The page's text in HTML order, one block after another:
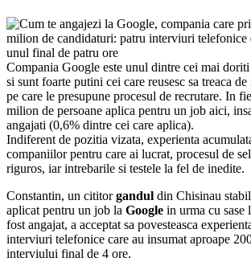
Compania Google este unul dintre cei mai
si sunt foarte putini cei care reusesc sa treaca
pe care le presupune procesul de recrutare. In
milion de persoane aplica pentru un job aici,
angajati (0,6% dintre cei care aplica).
Indiferent de pozitia vizata, experienta
companiilor pentru care ai lucrat, procesul de
riguros, iar intrebarile si testele la fel de inedite.
Constantin, un cititorgandul din Chisinau
aplicat pentru un job la Google in urma cu sase
fost angajat, a acceptat sa povesteasca
interviuri telefonice care au insumat aproape
interviului final de 4 ore.